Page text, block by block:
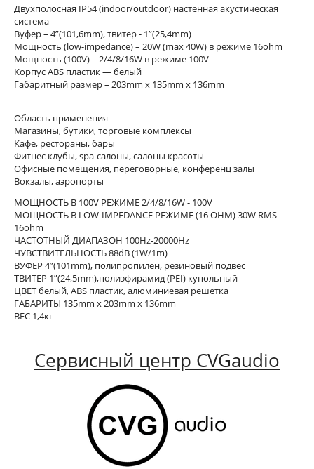
Двухполосная IP54 (indoor/outdoor) настенная акустическая
система
Вуфер – 4”(101,6mm), твитер - 1”(25,4mm)
Мощность (low-impedance) – 20W (max 40W) в режиме 16ohm
Мощность (100V) – 2/4/8/16W в режиме 100V
Корпус ABS пластик — белый
Габаритный размер – 203mm х 135mm х 136mm
Область применения
Магазины, бутики, торговые комплексы
Кафе, рестораны, бары
Фитнес клубы, spa-салоны, салоны красоты
Офисные помещения, переговорные, конференц залы
Вокзалы, аэропорты
МОЩНОСТЬ В 100V РЕЖИМЕ 2/4/8/16W - 100V
МОЩНОСТЬ В LOW-IMPEDANCE РЕЖИМЕ (16 OHM) 30W RMS -
16ohm
ЧАСТОТНЫЙ ДИАПАЗОН 100Hz-20000Hz
ЧУВСТВИТЕЛЬНОСТЬ 88dB (1W/1m)
ВУФЕР 4”(101mm), полипропилен, резиновый подвес
ТВИТЕР 1”(24,5mm),полиэфирамид (PEI) купольный
ЦВЕТ белый, ABS пластик, алюминиевая решетка
ГАБАРИТЫ 135mm x 203mm x 136mm
ВЕС 1,4кг
Сервисный центр CVGaudio